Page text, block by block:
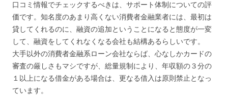
口コミ情報でチェックするべきは、サポート体制についての評
価です。知名度のあまり高くない消費者金融業者には、最初は
貸してくれるのに、融資の追加ということになると態度が一変
して、融資をしてくれなくなる会社も結構あるらしいです。
大手以外の消費者金融系ローン会社ならば、心なしかカードの
審査の厳しさもマシですが、総量規制により、年収額の３分の
１以上になる借金がある場合は、更なる借入は原則禁止となっ
ています。